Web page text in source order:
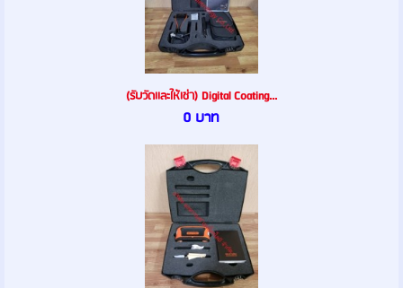
(รับวัดเเละให้เช่า) Digital Coating...
0 บาท